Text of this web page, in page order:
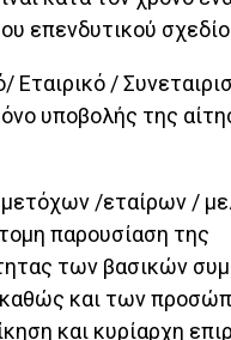
επενδυτικού
Εταιρικό /
υποβολής της
μετόχων /εταίρων /
παρουσίαση της
των βασικών
και των
και κυρίαρχη